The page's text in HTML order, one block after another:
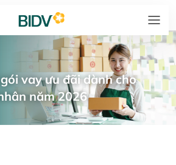
vay ưu đãi dành cho
năm 2026